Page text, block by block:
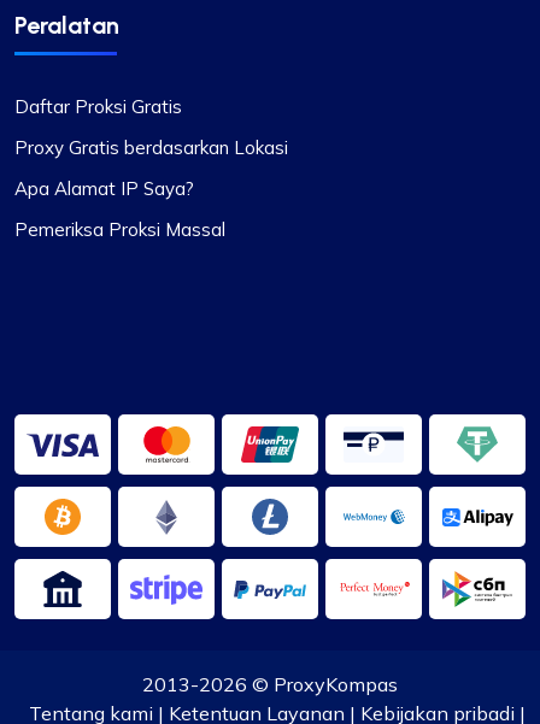
Peralatan
Daftar Proksi Gratis
Proxy Gratis berdasarkan Lokasi
Apa Alamat IP Saya?
Pemeriksa Proksi Massal
2013-2026 © ProxyKompas
Tentang kami | Ketentuan Layanan | Kebijakan pribadi |